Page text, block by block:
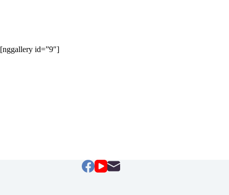
[nggallery id=”9″]